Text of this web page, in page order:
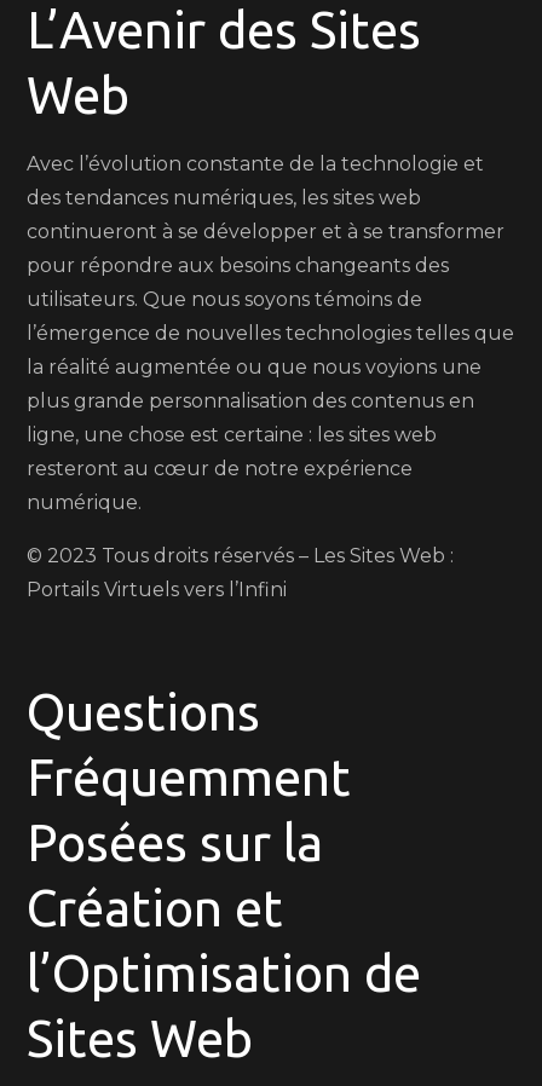
L’Avenir des Sites
Web
Avec l’évolution constante de la technologie et
des tendances numériques, les sites web
continueront à se développer et à se transformer
pour répondre aux besoins changeants des
utilisateurs. Que nous soyons témoins de
l’émergence de nouvelles technologies telles que
la réalité augmentée ou que nous voyions une
plus grande personnalisation des contenus en
ligne, une chose est certaine : les sites web
resteront au cœur de notre expérience
numérique.
© 2023 Tous droits réservés – Les Sites Web :
Portails Virtuels vers l’Infini
Questions
Fréquemment
Posées sur la
Création et
l’Optimisation de
Sites Web